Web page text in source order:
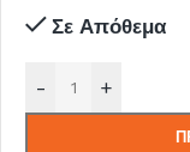
Σε Απόθεμα
- +